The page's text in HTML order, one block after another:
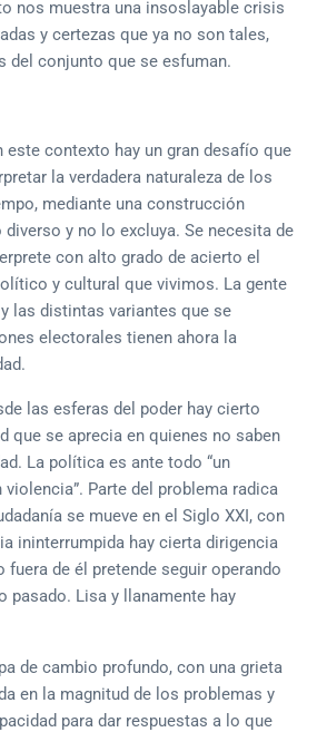
nos muestra una insoslayable crisis
y certezas que ya no son tales,
del conjunto que se esfuman.
este contexto hay un gran desafío que
la verdadera naturaleza de los
mediante una construcción
y no lo excluya. Se necesita de
con alto grado de acierto el
y cultural que vivimos. La gente
las distintas variantes que se
electorales tienen ahora la
las esferas del poder hay cierto
que se aprecia en quienes no saben
La política es ante todo “un
Parte del problema radica
se mueve en el Siglo XXI, con
ininterrumpida hay cierta dirigencia
fuera de él pretende seguir operando
pasado. Lisa y llanamente hay
de cambio profundo, con una grieta
en la magnitud de los problemas y
para dar respuestas a lo que